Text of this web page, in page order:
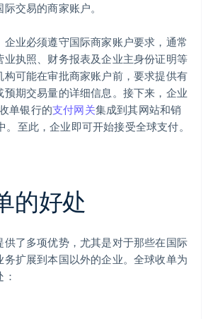
交易的商家账户。
业必须遵守国际商家账户要求，通常
业执照、财务报表及企业主身份证明等
构可能在审批商家账户前，要求提供有
预期交易量的详细信息。接下来，企业
单银行的支付网关集成到其网站和销
。至此，企业即可开始接受全球支付。
的好处
供了多项优势，尤其是对于那些在国际
务扩展到本国以外的企业。全球收单为